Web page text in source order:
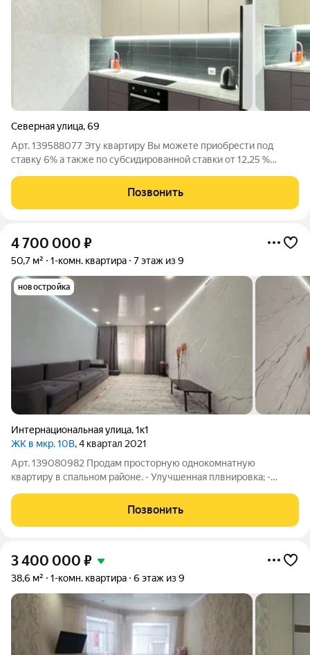
Северная улица,69
Арт. 139588077 Эту квартиру Вы можете приобрести под
ставку 6% а также по субсидированной ставки от 12,25 %
выгодная 1комнатная квартира в монолитном доме на ул.
Позвонить
4 700 000 ₽
50,7 м² 1-комн. квартира 7 этаж из 9
новостройка
Интернациональная улица,1к1
ЖК в мкр. 10В, 4 квартал 2021
Арт. 139080982 Продам просторную однокомнатную
квартиру в спальном районе. - Улучшенная плвнировка; -
Позвонить
3 400 000 ₽
38,6 м² 1-комн. квартира 6 этаж из 9